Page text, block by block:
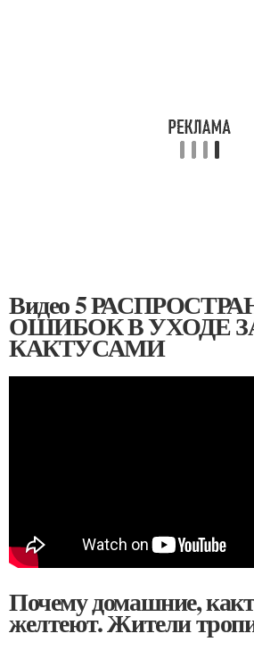
Видео 5
ОШИБОК В УХОДЕ
КАКТУСАМИ
Почему домашние,
желтеют. Жители